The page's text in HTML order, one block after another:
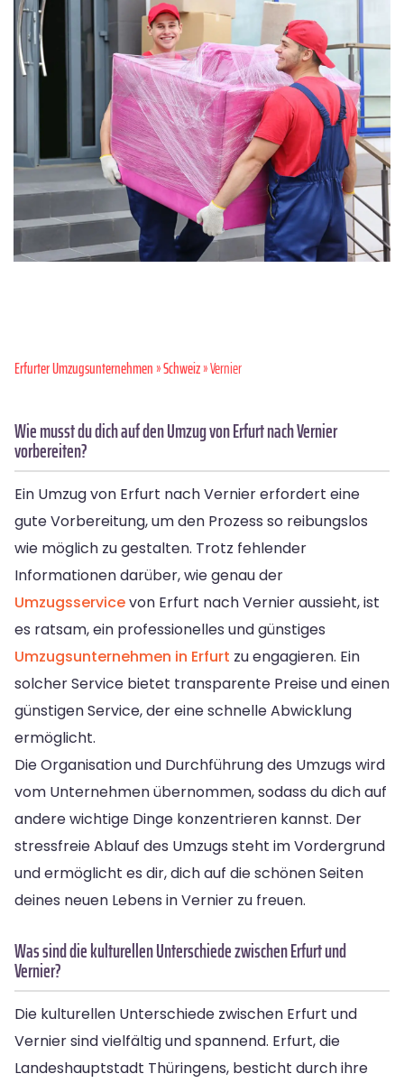
Erfurter Umzugsunternehmen»Schweiz» Vernier
Wie musst du dich auf den Umzug von Erfurt nach Vernier
vorbereiten?
Ein Umzug von Erfurt nach Vernier erfordert eine
gute Vorbereitung, um den Prozess so reibungslos
wie möglich zu gestalten. Trotz fehlender
Informationen darüber, wie genau der
Umzugsservicevon Erfurt nach Vernier aussieht, ist
es ratsam, ein professionelles und günstiges
Umzugsunternehmen in Erfurt zu engagieren. Ein
solcher Service bietet transparente Preise und einen
günstigen Service, der eine schnelle Abwicklung
ermöglicht.
Die Organisation und Durchführung des Umzugs wird
vom Unternehmen übernommen, sodass du dich auf
andere wichtige Dinge konzentrieren kannst. Der
stressfreie Ablauf des Umzugs steht im Vordergrund
und ermöglicht es dir, dich auf die schönen Seiten
deines neuen Lebens in Vernier zu freuen.
Was sind die kulturellen Unterschiede zwischen Erfurt und
Vernier?
Die kulturellen Unterschiede zwischen Erfurt und
Vernier sind vielfältig und spannend. Erfurt, die
Landeshauptstadt Thüringens, besticht durch ihre